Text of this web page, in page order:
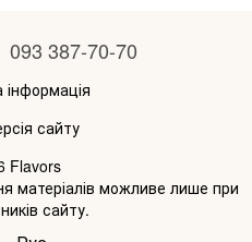
093 387-70-70
сайту
Flavors
матеріалів можливе лише при
сайту.